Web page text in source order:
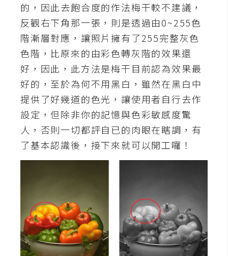
攝
影
商
品
攝
手
機
攝
材
操
控
的，因此去飽合度的作法梅干較不建議，
反觀右下角那一張，則是透過由0~255色
階漸層對應，讓照片擁有了255完整灰色
色階，比原來的由彩色轉灰階的效果還
好，因此，此方法是梅干目前認為效果最
好的，至於為何不用黑白，雖然在黑白中
提供了好幾道的色光，讓使用者自行去作
設定，但除非你的記憶與色彩敏感度驚
人，否則一切都評自已的肉眼在瞎調，有
了基本認識後，接下來就可以開工囉！